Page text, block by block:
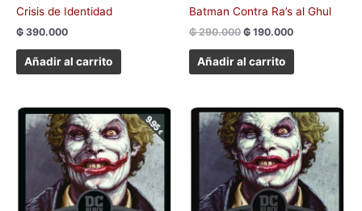
Crisis de Identidad
₲ 390.000
Añadir al carrito
Batman Contra Ra’s al Ghul
₲290.000 ₲ 190.000
Añadir al carrito